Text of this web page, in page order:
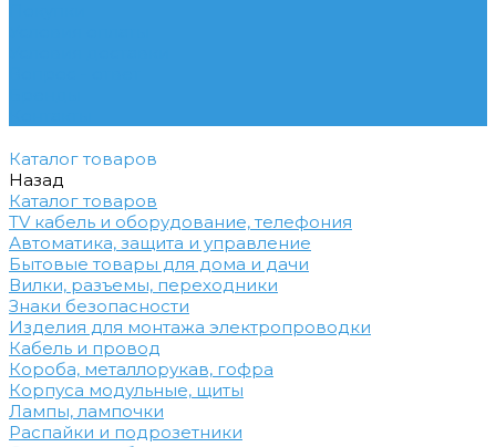
Каталог товаров
Назад
Каталог товаров
TV кабель и оборудование, телефония
Автоматика, защита и управление
Бытовые товары для дома и дачи
Вилки, разъемы, переходники
Знаки безопасности
Изделия для монтажа электропроводки
Кабель и провод
Короба, металлорукав, гофра
Корпуса модульные, щиты
Лампы, лампочки
Распайки и подрозетники